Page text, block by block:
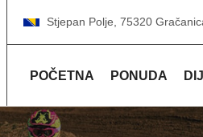
Stjepan Polje, 75320
POČETNA PONUDA